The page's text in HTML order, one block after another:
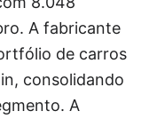
A fabricante
de carros
consolidando
A